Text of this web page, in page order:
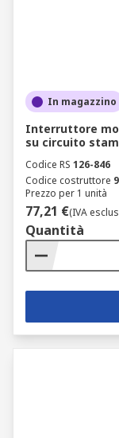
In magazzino
Interruttore
su circuito
Codice RS 126-846
Codice costruttore
Prezzo per 1 unità
77,21 €(IVA
Quantità